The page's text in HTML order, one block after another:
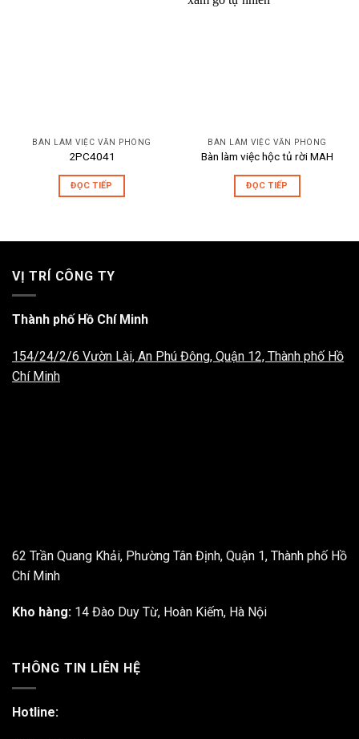
BÀN LÀM VIỆC VĂN PHÒNG
2PC4041
ĐỌC TIẾP
BÀN LÀM VIỆC VĂN PHÒNG
Bàn làm việc hộc tủ rời MAH
ĐỌC TIẾP
VỊ TRÍ CÔNG TY
Thành phố Hồ Chí Minh
154/24/2/6 Vườn Lài, An Phú Đông, Quận 12, Thành phố Hồ
Chí Minh
62 Trần Quang Khải, Phường Tân Định, Quận 1, Thành phố Hồ
Chí Minh
Kho hàng: 14 Đào Duy Từ, Hoàn Kiếm, Hà Nội
THÔNG TIN LIÊN HỆ
Hotline: